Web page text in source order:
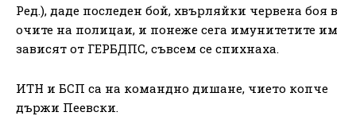
Ред.), даде последен бой, хвърляйки червена боя в
очите на полицаи, и понеже сега имунитетите им
зависят от ГЕРБДПС, съвсем се спихнаха.
ИТН и БСП са на командно дишане, чието копче
държи Пеевски.